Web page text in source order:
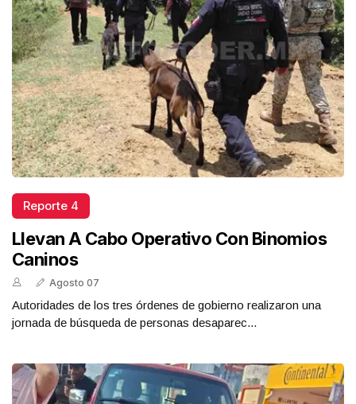
Reporte 4
Llevan A Cabo Operativo Con Binomios
Caninos
Agosto 07
Autoridades de los tres órdenes de gobierno realizaron una
jornada de búsqueda de personas desaparec...